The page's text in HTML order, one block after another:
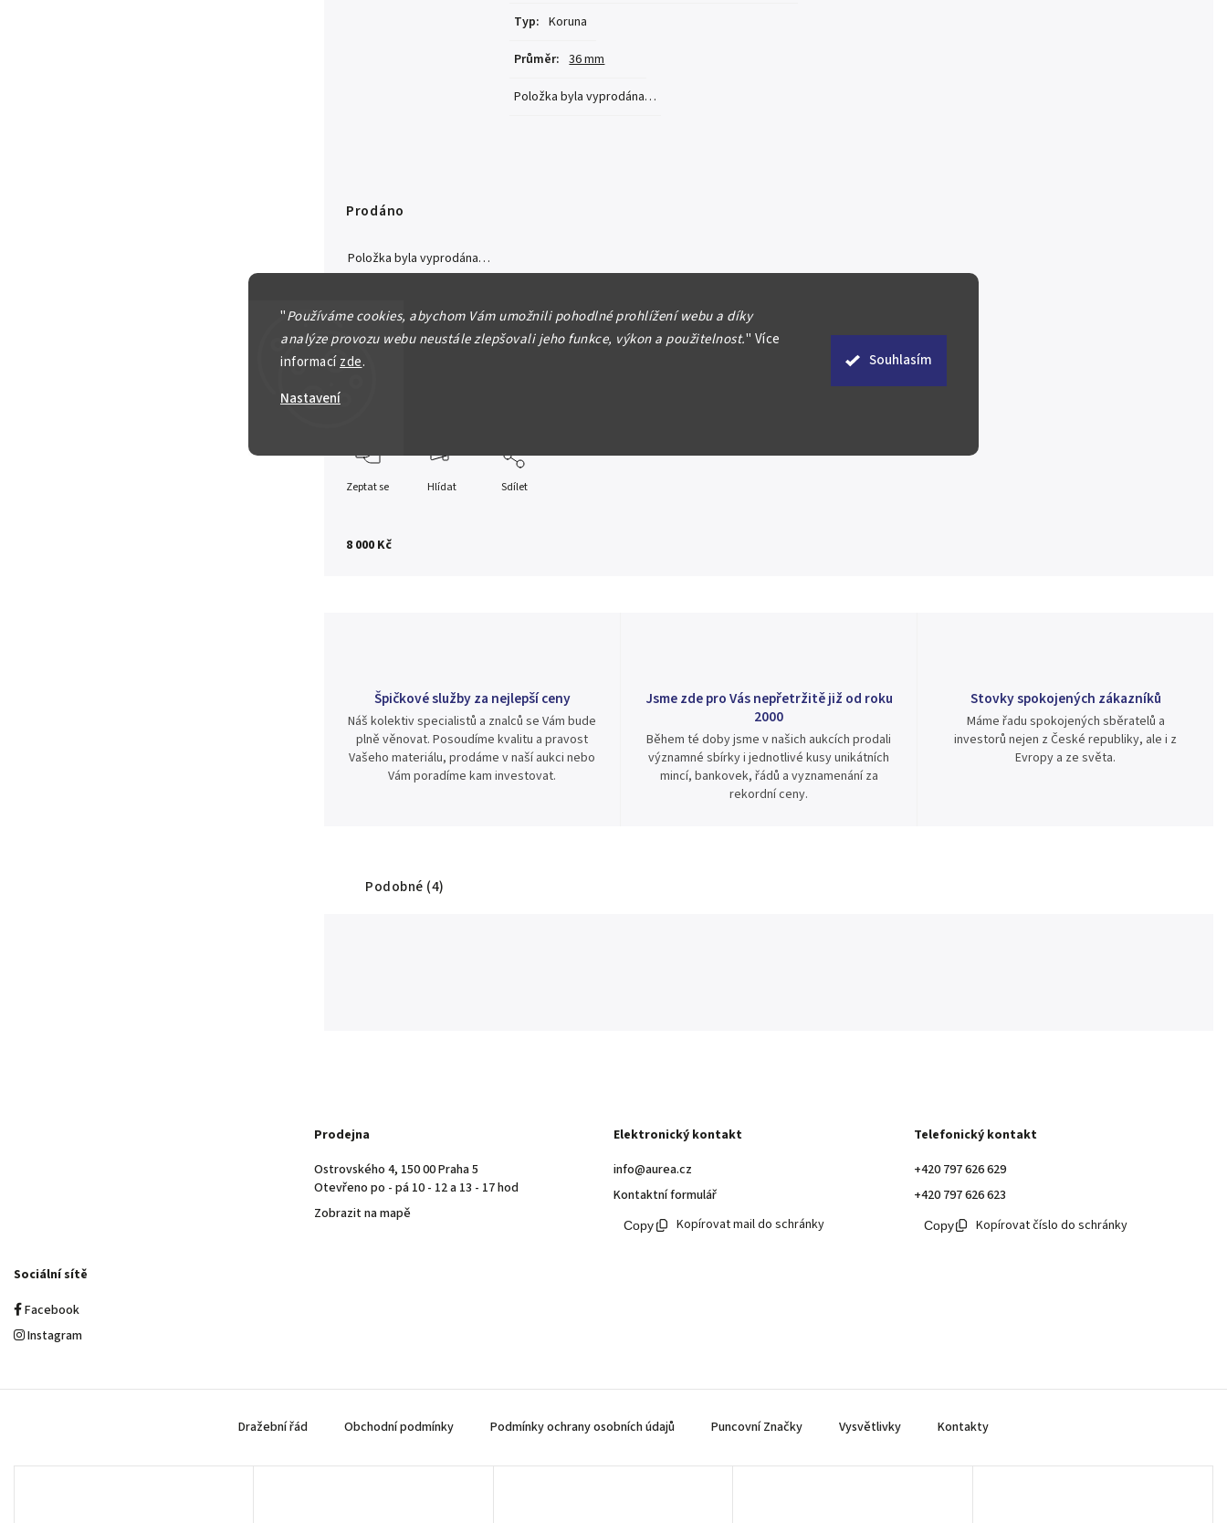
"Používáme cookies, abychom Vám umožnili pohodlné prohlížení webu a díky
analýze provozu webu neustále zlepšovali jeho funkce, výkon a použitelnost." Více
informacízde.
Nastavení
Souhlasím
Typ: Koruna
Průměr: 36 mm
Položka byla vyprodána…
8 000 Kč
Prodáno
Položka byla vyprodána…
František Josef I., 1848 - 1916
5 Koruna 1907 KB, korunovační, krásná zachovalost
Zeptat se Hlídat Sdílet
Špičkové služby za nejlepší ceny
Náš kolektiv specialistů a znalců se Vám bude
plně věnovat. Posoudíme kvalitu a pravost
Vašeho materiálu, prodáme v naší aukci nebo
Vám poradíme kam investovat.
Jsme zde pro Vás nepřetržitě již od roku
2000
Během té doby jsme v našich aukcích prodali
významné sbírky i jednotlivé kusy unikátních
mincí, bankovek, řádů a vyznamenání za
rekordní ceny.
Stovky spokojených zákazníků
Máme řadu spokojených sběratelů a
investorů nejen z České republiky, ale i z
Evropy a ze světa.
Podobné (4)
Prodejna
Ostrovského 4, 150 00 Praha 5
Otevřeno po - pá 10 - 12 a 13 - 17 hod
Zobrazit na mapě
Elektronický kontakt
info@aurea.cz
Kontaktní formulář
Kopírovat mail do schránky
Telefonický kontakt
+420 797 626 629
+420 797 626 623
Kopírovat číslo do schránky
Sociální sítě
Facebook
Instagram
Dražební řád Obchodní podmínky Podmínky ochrany osobních údajů Puncovní Značky Vysvětlivky Kontakty